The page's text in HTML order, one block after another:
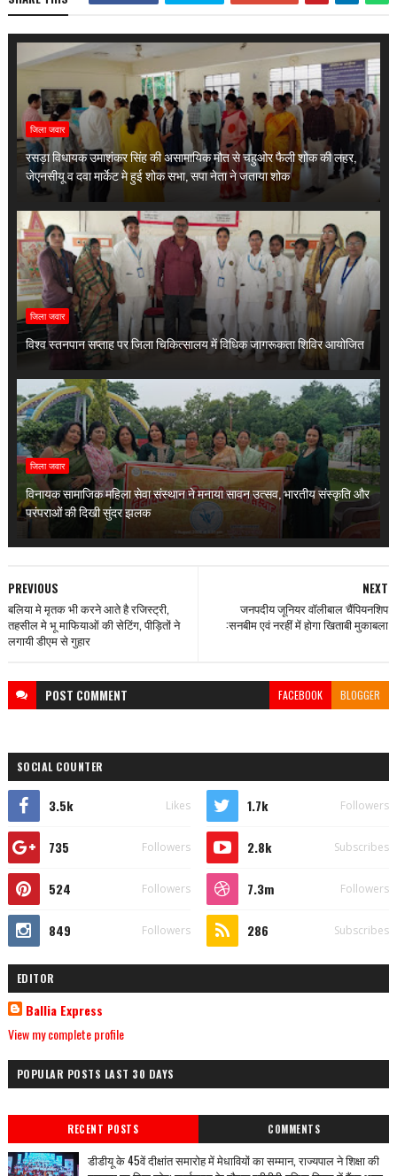
जिला जवार
रसड़ा विधायक उमाशंकर सिंह की असामायिक मौत से चहुओर फैली शोक की लहर,
जेएनसीयू व दवा मार्केट मे हुई शोक सभा, सपा नेता ने जताया शोक
जिला जवार
विश्व स्तनपान सप्ताह पर जिला चिकित्सालय में विधिक जागरूकता शिविर आयोजित
जिला जवार
विनायक सामाजिक महिला सेवा संस्थान ने मनाया सावन उत्सव, भारतीय संस्कृति और
परंपराओं की दिखी सुंदर झलक
NEXT
जनपदीय जूनियर वॉलीबाल चैंपियनशिप
:सनबीम एवं नरहीं में होगा खिताबी मुकाबला
PREVIOUS
बलिया मे मृतक भी करने आते है रजिस्ट्री,
तहसील मे भू माफियाओं की सेटिंग, पीड़ितों ने
लगायी डीएम से गुहार
POST COMMENT FACEBOOK BLOGGER
SOCIAL COUNTER
3.5k Likes 1.7k Followers
735 Followers 2.8k Subscribes
524 Followers 7.3m Followers
849 Followers 286 Subscribes
EDITOR
Ballia Express
View my complete profile
POPULAR POSTS LAST 30 DAYS
RECENT POSTS COMMENTS
डीडीयू के 45वें दीक्षांत समारोह में मेधावियों का सम्मान, राज्यपाल ने शिक्षा की